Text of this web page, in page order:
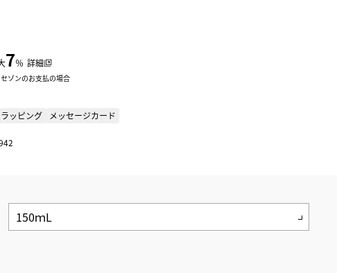
7％ 詳細
ゾンのお支払の場合
ッピング メッセージカード